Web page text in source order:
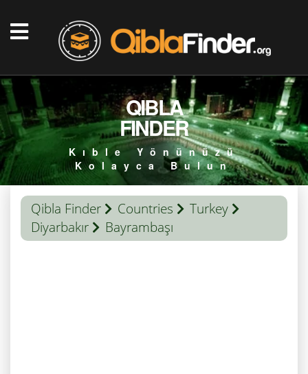
QIBLA
FINDER
Kıble Yönünüzü
Kolayca Bulun
Qibla Finder Countries
Turkey
Diyarbakır
Bayrambaşı